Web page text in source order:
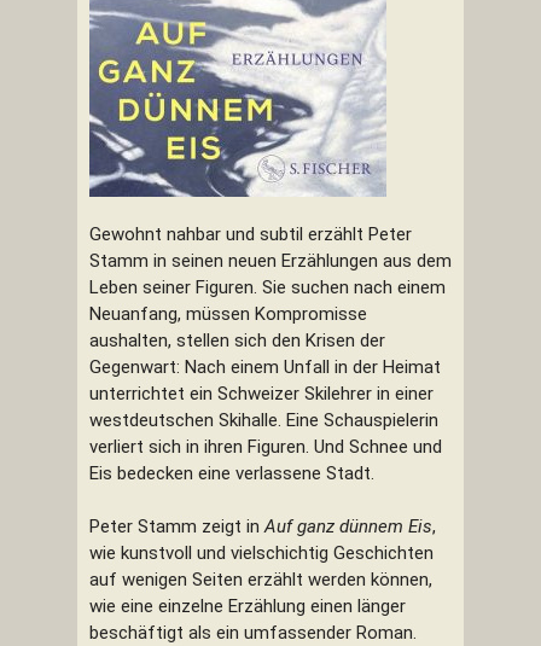
Gewohnt nahbar und subtil erzählt Peter
Stamm in seinen neuen Erzählungen aus dem
Leben seiner Figuren. Sie suchen nach einem
Neuanfang, müssen Kompromisse
aushalten, stellen sich den Krisen der
Gegenwart: Nach einem Unfall in der Heimat
unterrichtet ein Schweizer Skilehrer in einer
westdeutschen Skihalle. Eine Schauspielerin
verliert sich in ihren Figuren. Und Schnee und
Eis bedecken eine verlassene Stadt.
Peter Stamm zeigt in Auf ganz dünnem Eis,
wie kunstvoll und vielschichtig Geschichten
auf wenigen Seiten erzählt werden können,
wie eine einzelne Erzählung einen länger
beschäftigt als ein umfassender Roman.